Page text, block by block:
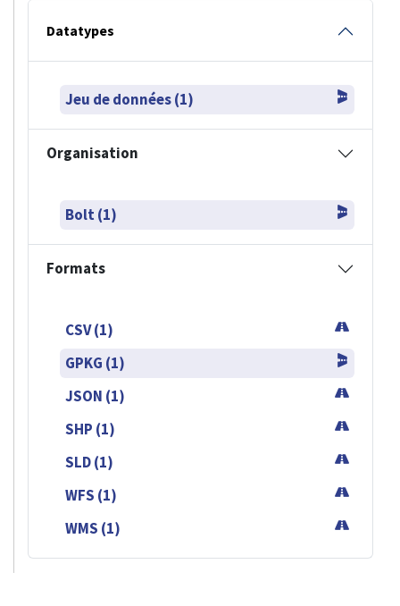
Datatypes
Jeu de données (1)
Organisation
Bolt (1)
Formats
CSV (1)
GPKG (1)
JSON (1)
SHP (1)
SLD (1)
WFS (1)
WMS (1)